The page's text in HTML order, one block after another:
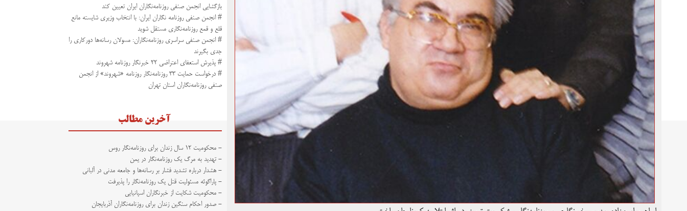
بازگشایى انجمن صنفى روزنامه‌نگاران ایران تعیین کند
# انجمن صنفى روزنامه نگاران ایران: با انتخاب وزیرى شایسته مانع
قلع و قمع روزنامه‌نگاری مستقل شوید
# انجمن صنفی سراسری روزنامه‌نگاران: مسولان رسانه‌ها دورکاری را
جدی بگیرند
# پذیرش استعفای اعتراضی ۲۲ خبرنگار روزنامه شهروند
# درخواست حمایت ۳۳ روزنامه‌نگار روزنامه «شهروند» از انجمن
صنفی روزنامه‌نگاران استان تهران
آخرین مطالب
- محکومیت ۱۲ سال زندان برای روزنامه‌نگار روس
- تهدید به مرگ یک روزنامه‌نگار در یمن
- هشدار درباره تشدید فشار بر رسانه‌ها و جامعه مدنی در آلبانی
- پاراگوئه مسئولیت قتل یک روزنامه‌نگار را پذیرفت
- محکومیت شکایت از خبرنگاران اسپانیایی
- صدور احکام سنگین زندان برای روزنامه‌نگاران آذربایجان